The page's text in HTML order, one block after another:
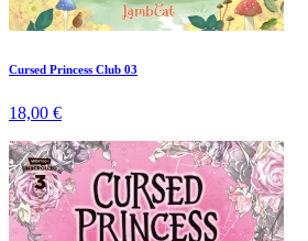
Cursed Princess Club 03
18,00 €